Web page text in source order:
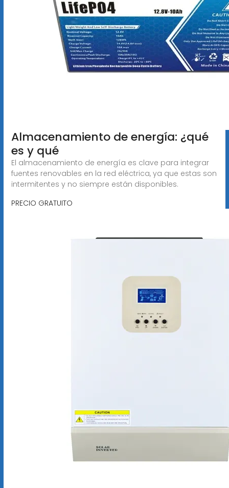
Almacenamiento de energía: ¿qué
es y qué
El almacenamiento de energía es clave para integrar
fuentes renovables en la red eléctrica, ya que estas son
intermitentes y no siempre están disponibles.
PRECIO GRATUITO